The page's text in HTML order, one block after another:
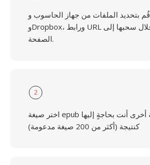
قُم بتحديد الملفات من جهاز الحاسوب وGoogle Drive
وDropbox، ورابط URL أو من خلال سحبها إلى
الصفحة.
2
اختر صيغة epub أو أية صيغة أخرى أنت بحاجةٍ إليها
كنتيجة (أكثر من 200 صيغة مدعومة)